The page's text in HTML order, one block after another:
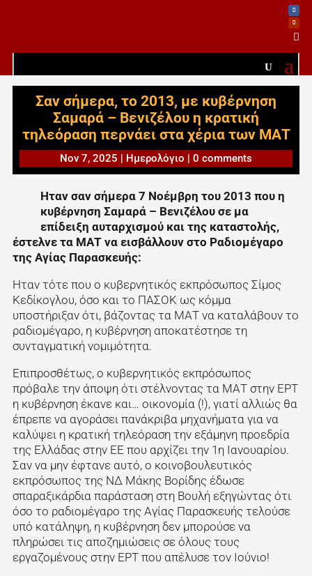

Σαν σήμερα, το 2013, με κυβέρνηση
Σαμαρά – Βενιζέλου η κρατική
τηλεόραση περνάει στα χέρια των ΜΑΤ
Nov 7, 2025 | Ημερολόγιο | 0 comments
Ηταν σαν σήμερα 7 Νοέμβρη του 2013 που η
κυβέρνηση Σαμαρά – Βενιζέλου σε μα
επίδειξη αυταρχισμού και της καταστολής,
έστελνε τα ΜΑΤ να εισβάλλουν στο Ραδιομέγαρο
της Αγίας Παρασκευής:
Ηταν τότε που ο κυβερνητικός εκπρόσωπος Σίμος
Κεδίκογλου, όσο και το ΠΑΣΟΚ ως κόμμα
υποστήριξαν ότι, βάζοντας τα ΜΑΤ να καταλάβουν το
ραδιομέγαρο, η κυβέρνηση αποκατέστησε τη
συνταγματική νομιμότητα.
Επιπροσθέτως, ο κυβερνητικός εκπρόσωπος
πρόβαλε την άποψη ότι στέλνοντας τα ΜΑΤ στην ΕΡΤ
η κυβέρνηση έκανε και… οικονομία (!), γιατί αλλιώς θα
έπρεπε να αγοράσει πανάκριβα μηχανήματα για να
καλύψει η κρατική τηλεόραση την εξάμηνη προεδρία
της Ελλάδας στην ΕΕ που αρχίζει την 1η Ιανουαρίου.
Σαν να μην έφτανε αυτό, ο κοινοβουλευτικός
εκπρόσωπος της ΝΔ Μάκης Βορίδης έδωσε
σπαραξικάρδια παράσταση στη Βουλή εξηγώντας ότι
όσο το ραδιομέγαρο της Αγίας Παρασκευής τελούσε
υπό κατάληψη, η κυβέρνηση δεν μπορούσε να
πληρώσει τις αποζημιώσεις σε όλους τους
εργαζομένους στην ΕΡΤ που απέλυσε τον Ιούνιο!